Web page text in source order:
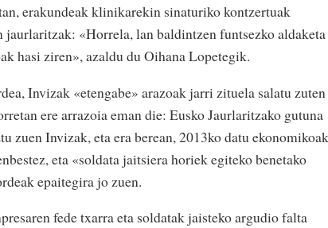
erakundeak klinikarekin sinaturiko kontzertuak
jaurlaritzak: «Horrela, lan baldintzen funtsezko aldaketa
hasi ziren», azaldu du Oihana Lopetegik.
Invizak «etengabe» arazoak jarri zituela salatu zuten
ere arrazoia eman die: Eusko Jaurlaritzako gutuna
zuen Invizak, eta era berean, 2013ko datu ekonomikoak
eta «soldata jaitsiera horiek egiteko benetako
epaitegira jo zuen.
fede txarra eta soldatak jaisteko argudio falta